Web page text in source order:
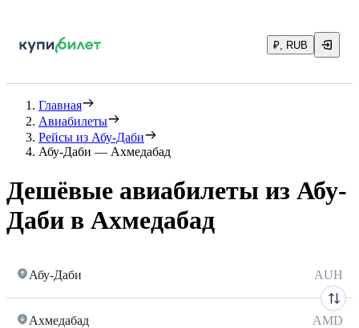
₽, RUB
Главная
Авиабилеты
Рейсы из Абу-Даби
Абу-Даби — Ахмедабад
Дешёвые авиабилеты из Абу-
Даби в Ахмедабад
Абу-Даби AUH
Ахмедабад AMD